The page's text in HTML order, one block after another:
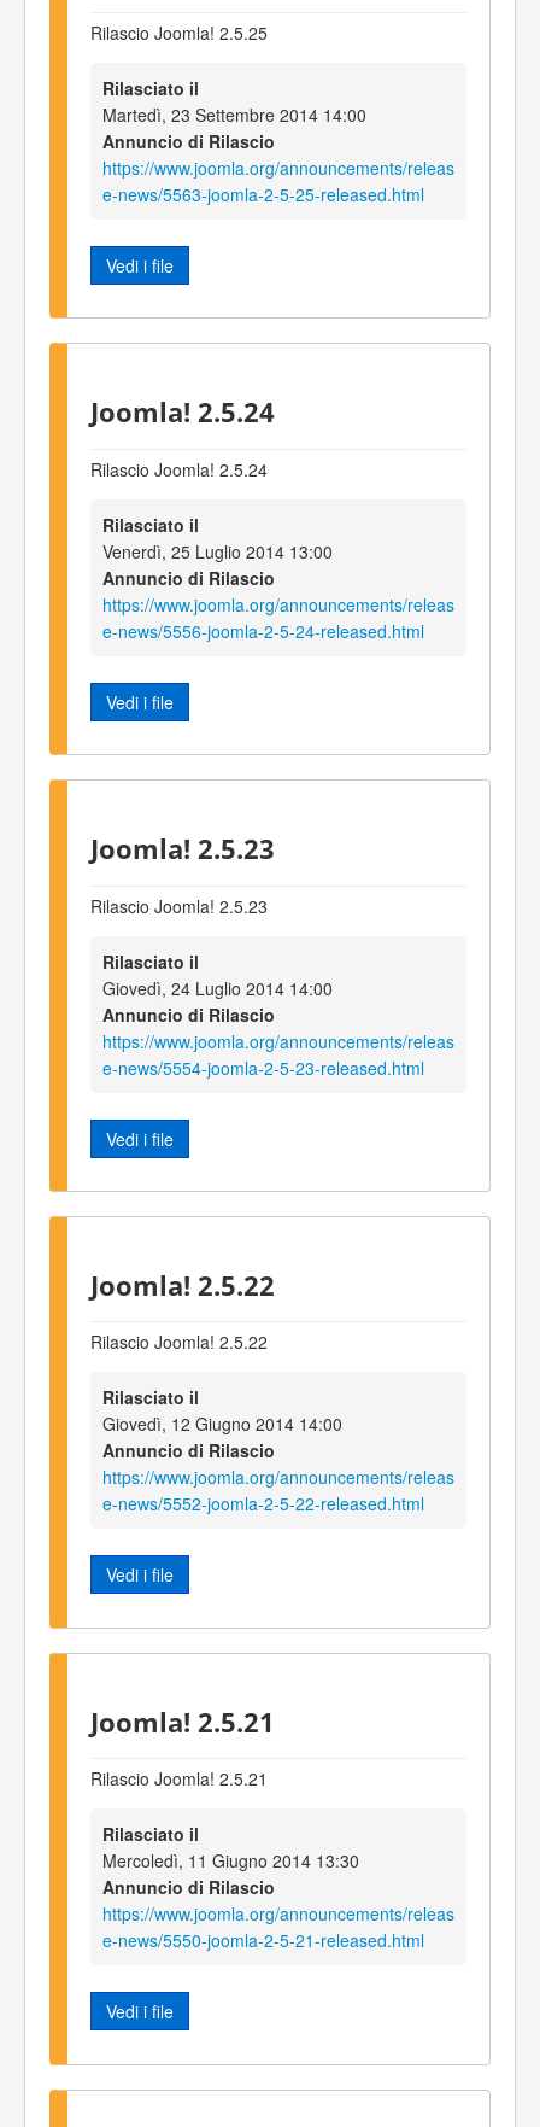
Rilascio Joomla! 2.5.25
Rilasciato il
Martedì, 23 Settembre 2014 14:00
Annuncio di Rilascio
https://www.joomla.org/announcements/releas
e-news/5563-joomla-2-5-25-released.html
Vedi i file
Joomla! 2.5.24
Rilascio Joomla! 2.5.24
Rilasciato il
Venerdì, 25 Luglio 2014 13:00
Annuncio di Rilascio
https://www.joomla.org/announcements/releas
e-news/5556-joomla-2-5-24-released.html
Vedi i file
Joomla! 2.5.23
Rilascio Joomla! 2.5.23
Rilasciato il
Giovedì, 24 Luglio 2014 14:00
Annuncio di Rilascio
https://www.joomla.org/announcements/releas
e-news/5554-joomla-2-5-23-released.html
Vedi i file
Joomla! 2.5.22
Rilascio Joomla! 2.5.22
Rilasciato il
Giovedì, 12 Giugno 2014 14:00
Annuncio di Rilascio
https://www.joomla.org/announcements/releas
e-news/5552-joomla-2-5-22-released.html
Vedi i file
Joomla! 2.5.21
Rilascio Joomla! 2.5.21
Rilasciato il
Mercoledì, 11 Giugno 2014 13:30
Annuncio di Rilascio
https://www.joomla.org/announcements/releas
e-news/5550-joomla-2-5-21-released.html
Vedi i file